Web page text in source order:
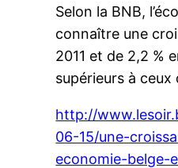
Selon la BNB,
connaître une
2011 et de 2,2 %
supérieurs à ceux
http://
06-15/une-
economie-belge-